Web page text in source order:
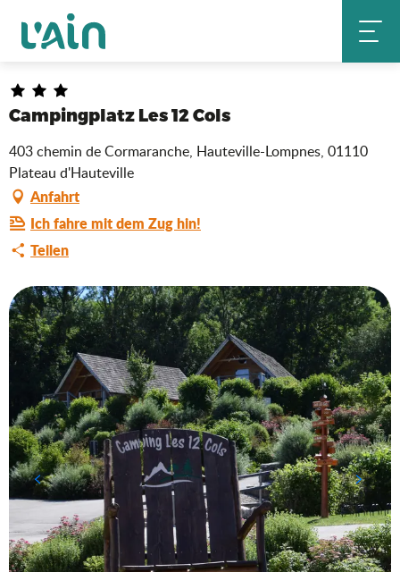
contenu
Startseite
Campingplatz Les 12 Cols
403 chemin de Cormaranche, Hauteville-Lompnes, 01110
Plateau d'Hauteville
Anfahrt
Ich fahre mit dem Zug hin!
Teilen